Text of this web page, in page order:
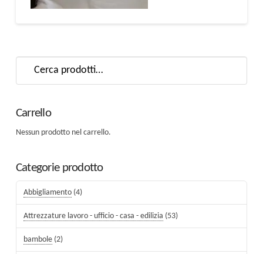
Carrello
Nessun prodotto nel carrello.
Categorie prodotto
Abbigliamento (4)
Attrezzature lavoro - ufficio - casa - edilizia (53)
bambole (2)